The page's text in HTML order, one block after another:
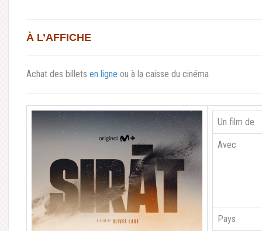
À L’AFFICHE
Achat des billets en ligne ou à la caisse du cinéma
Un film de
Avec
Pays